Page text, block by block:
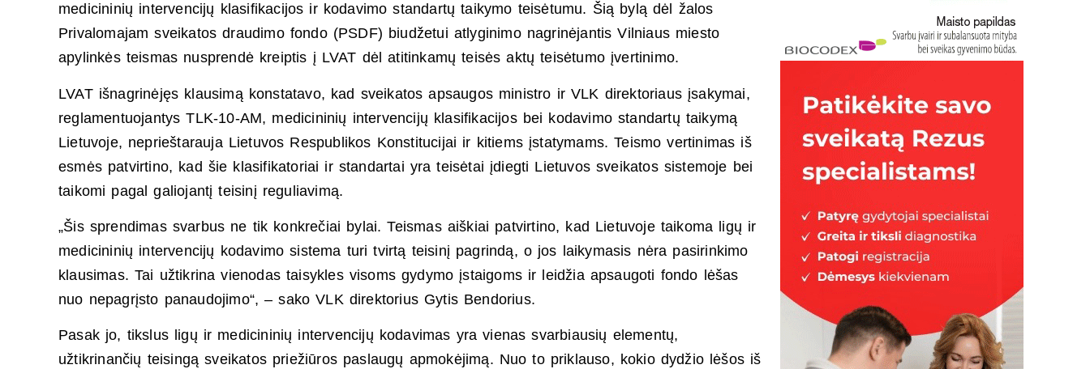
medicininių intervencijų klasifikacijos ir kodavimo standartų taikymo teisėtumu. Šią bylą dėl žalos
Privalomajam sveikatos draudimo fondo (PSDF) biudžetui atlyginimo nagrinėjantis Vilniaus miesto
apylinkės teismas nusprendė kreiptis į LVAT dėl atitinkamų teisės aktų teisėtumo įvertinimo.
LVAT išnagrinėjęs klausimą konstatavo, kad sveikatos apsaugos ministro ir VLK direktoriaus įsakymai,
reglamentuojantys TLK-10-AM, medicininių intervencijų klasifikacijos bei kodavimo standartų taikymą
Lietuvoje, neprieštarauja Lietuvos Respublikos Konstitucijai ir kitiems įstatymams. Teismo vertinimas iš
esmės patvirtino, kad šie klasifikatoriai ir standartai yra teisėtai įdiegti Lietuvos sveikatos sistemoje bei
taikomi pagal galiojantį teisinį reguliavimą.
„Šis sprendimas svarbus ne tik konkrečiai bylai. Teismas aiškiai patvirtino, kad Lietuvoje taikoma ligų ir
medicininių intervencijų kodavimo sistema turi tvirtą teisinį pagrindą, o jos laikymasis nėra pasirinkimo
klausimas. Tai užtikrina vienodas taisykles visoms gydymo įstaigoms ir leidžia apsaugoti fondo lėšas
nuo nepagrįsto panaudojimo“, – sako VLK direktorius Gytis Bendorius.
Pasak jo, tikslus ligų ir medicininių intervencijų kodavimas yra vienas svarbiausių elementų,
užtikrinančių teisingą sveikatos priežiūros paslaugų apmokėjimą. Nuo to priklauso, kokio dydžio lėšos iš